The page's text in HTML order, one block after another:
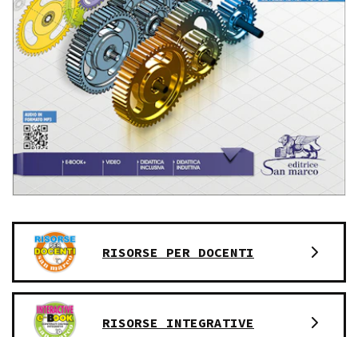
RISORSE PER DOCENTI
RISORSE INTEGRATIVE